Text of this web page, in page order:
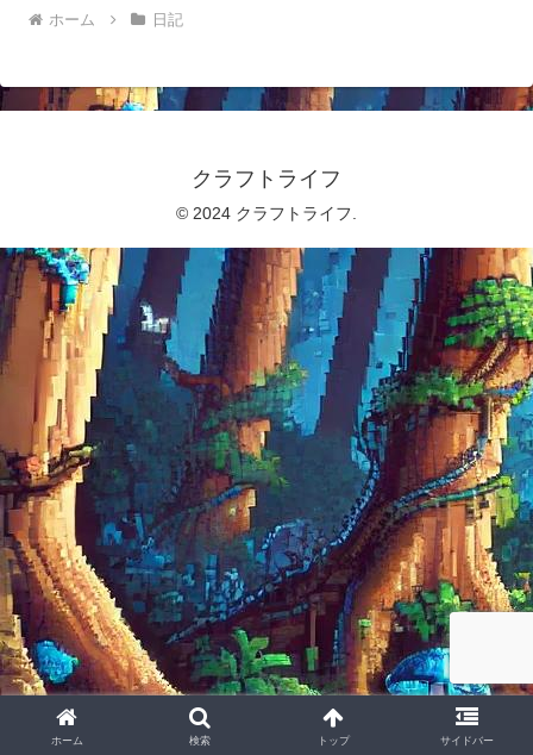
ホーム 日記
クラフトライフ
© 2024 クラフトライフ.
ホーム 検索 トップ サイドバー